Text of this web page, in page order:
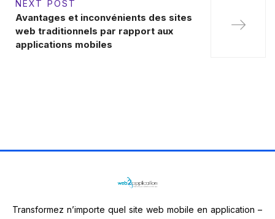
NEXT POST
Avantages et inconvénients des sites
web traditionnels par rapport aux
applications mobiles
Transformez n’importe quel site web mobile en application –